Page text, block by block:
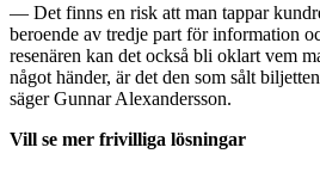
— Det finns en risk att man tappar
beroende av tredje part för information
resenären kan det också bli oklart vem
något händer, är det den som sålt
säger Gunnar Alexandersson.
Vill se mer frivilliga lösningar